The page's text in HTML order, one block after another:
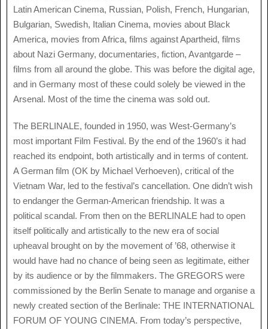
Latin American Cinema, Russian, Polish, French, Hungarian,
Bulgarian, Swedish, Italian Cinema, movies about Black
America, movies from Africa, films against Apartheid, films
about Nazi Germany, documentaries, fiction, Avantgarde –
films from all around the globe. This was before the digital age,
and in Germany most of these could solely be viewed in the
Arsenal. Most of the time the cinema was sold out.
The BERLINALE, founded in 1950, was West-Germany’s
most important Film Festival. By the end of the 1960’s it had
reached its endpoint, both artistically and in terms of content.
A German film (OK by Michael Verhoeven), critical of the
Vietnam War, led to the festival’s cancellation. One didn’t wish
to endanger the German-American friendship. It was a
political scandal. From then on the BERLINALE had to open
itself politically and artistically to the new era of social
upheaval brought on by the movement of ’68, otherwise it
would have had no chance of being seen as legitimate, either
by its audience or by the filmmakers. The GREGORS were
commissioned by the Berlin Senate to manage and organise a
newly created section of the Berlinale: THE INTERNATIONAL
FORUM OF YOUNG CINEMA. From today’s perspective,